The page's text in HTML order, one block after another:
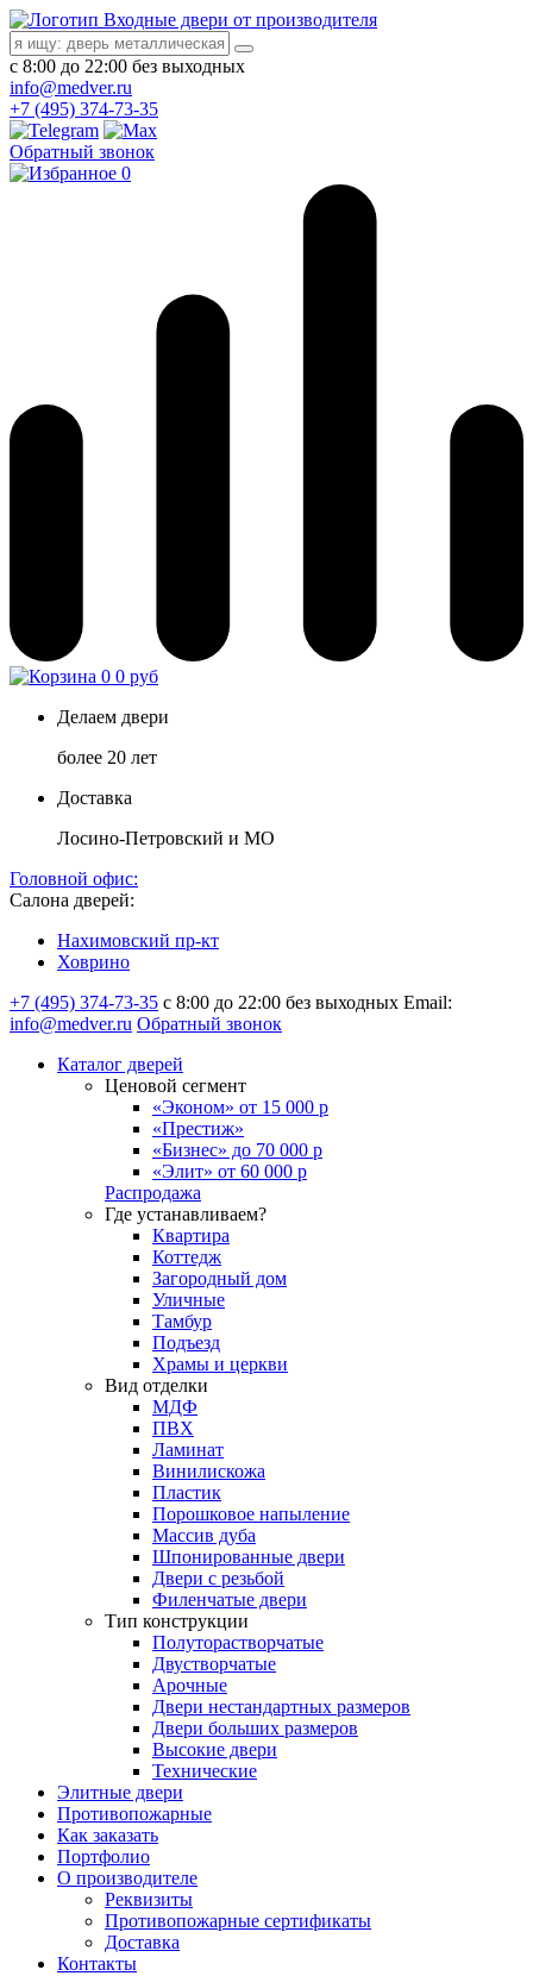
Входные двери от производителя
с 8:00 до 22:00 без выходных
info@medver.ru
+7 (495) 374-73-35
Обратный звонок
0
0 0 руб
Делаем двери
более 20 лет
Доставка
Лосино-Петровский и МО
Головной офис:
Салона дверей:
Нахимовский пр-кт
Ховрино
+7 (495) 374-73-35 с 8:00 до 22:00 без выходных Email:
info@medver.ru Обратный звонок
Каталог дверей
Ценовой сегмент
«Эконом» от 15 000 р
«Престиж»
«Бизнес» до 70 000 р
«Элит» от 60 000 р
Распродажа
Где устанавливаем?
Квартира
Коттедж
Загородный дом
Уличные
Тамбур
Подъезд
Храмы и церкви
Вид отделки
МДФ
ПВХ
Ламинат
Винилискожа
Пластик
Порошковое напыление
Массив дуба
Шпонированные двери
Двери с резьбой
Филенчатые двери
Тип конструкции
Полуторастворчатые
Двустворчатые
Арочные
Двери нестандартных размеров
Двери больших размеров
Высокие двери
Технические
Элитные двери
Противопожарные
Как заказать
Портфолио
О производителе
Реквизиты
Противопожарные сертификаты
Доставка
Контакты